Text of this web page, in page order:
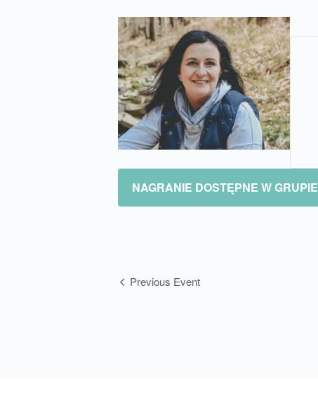
NAGRANIE DOSTĘPNE W GRUPIE
Wydarzenie
Previous Event